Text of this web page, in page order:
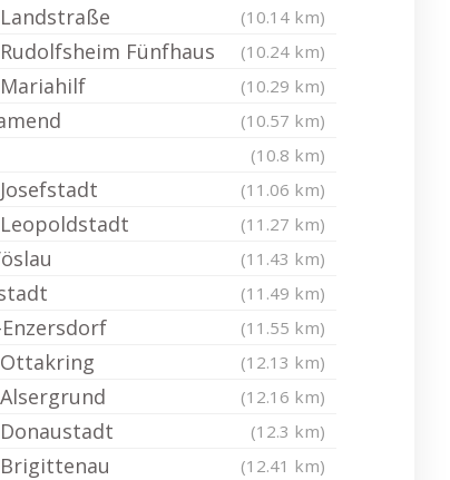
(10.14 km)
Fünfhaus (10.24 km)
(10.29 km)
(10.57 km)
(10.8 km)
(11.06 km)
(11.27 km)
(11.43 km)
(11.49 km)
(11.55 km)
(12.13 km)
(12.16 km)
(12.3 km)
(12.41 km)